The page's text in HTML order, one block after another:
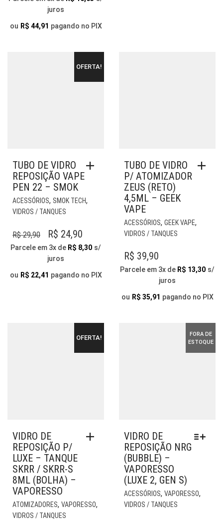
juros
ou R$ 44,91 pagando no PIX
OFERTA!
TUBO DE VIDRO
REPOSIÇÃO VAPE
PEN 22 – SMOK
ACESSÓRIOS, SMOK TECH,
VIDROS / TANQUES
R$29,90
O
PREÇO
ORIGINAL
ERA:
R$ 24,90
PREÇO
É:
Parcele em 3x de R$ 8,30 s/
juros
ou R$ 22,41 pagando no PIX
TUBO DE VIDRO
P/ ATOMIZADOR
ZEUS (RETO)
4,5ML – GEEK
VAPE
ACESSÓRIOS, GEEK VAPE,
VIDROS / TANQUES
R$ 39,90
Parcele em 3x de R$ 13,30 s/
juros
ou R$ 35,91 pagando no PIX
OFERTA!
VIDRO DE
REPOSIÇÃO P/
LUXE – TANQUE
SKRR / SKRR-S
8ML (BOLHA) –
VAPORESSO
ATOMIZADORES, VAPORESSO,
VIDROS / TANQUES
FORA DE
ESTOQUE
VIDRO DE
REPOSIÇÃO NRG
(BUBBLE) –
VAPORESSO
(LUXE 2, GEN S)
ACESSÓRIOS, VAPORESSO,
VIDROS / TANQUES